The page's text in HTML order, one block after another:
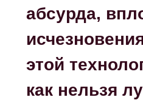
абсурда,
этой
как нельзя